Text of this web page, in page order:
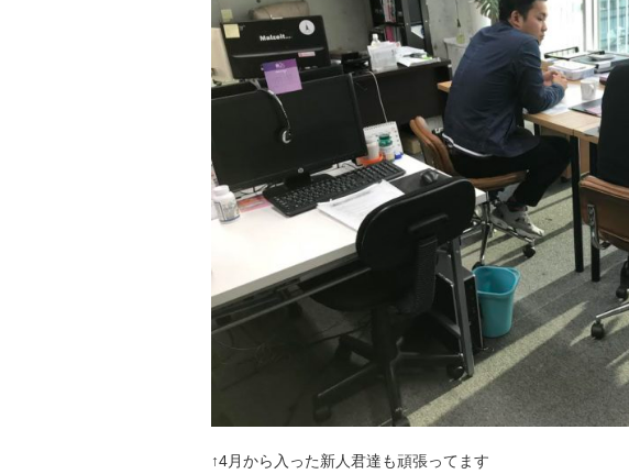
↑4月から入った新人君達も頑張ってます